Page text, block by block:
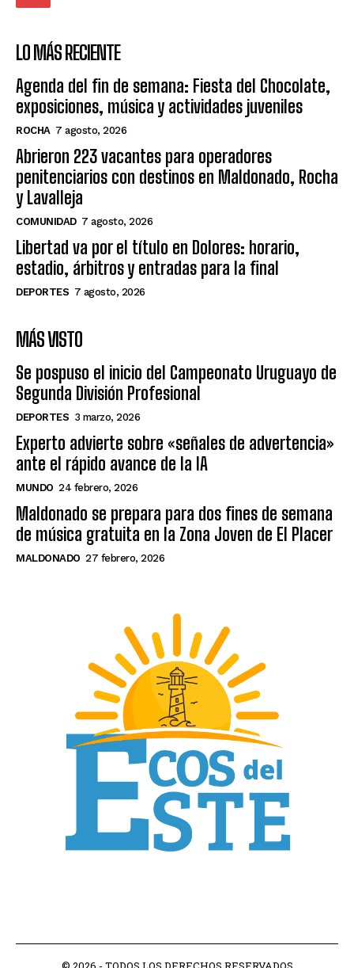
LO MÁS RECIENTE
Agenda del fin de semana: Fiesta del Chocolate,
exposiciones, música y actividades juveniles
ROCHA 7 agosto, 2026
Abrieron 223 vacantes para operadores
penitenciarios con destinos en Maldonado, Rocha
y Lavalleja
COMUNIDAD 7 agosto, 2026
Libertad va por el título en Dolores: horario,
estadio, árbitros y entradas para la final
DEPORTES 7 agosto, 2026
MÁS VISTO
Se pospuso el inicio del Campeonato Uruguayo de
Segunda División Profesional
DEPORTES 3 marzo, 2026
Experto advierte sobre «señales de advertencia»
ante el rápido avance de la IA
MUNDO 24 febrero, 2026
Maldonado se prepara para dos fines de semana
de música gratuita en la Zona Joven de El Placer
MALDONADO 27 febrero, 2026